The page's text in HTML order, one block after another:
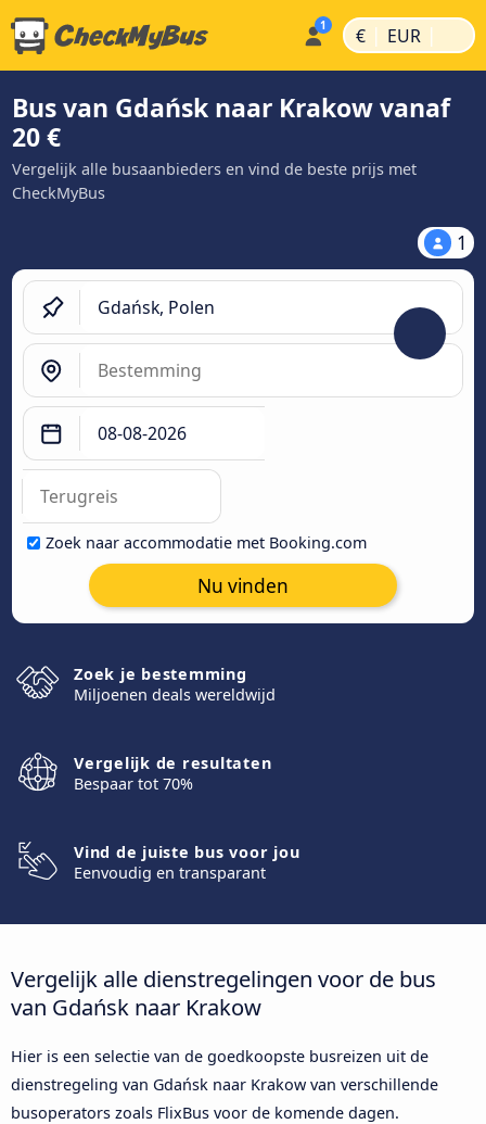
€ | EUR |
Bus van Gdańsk naar Krakow vanaf
20 €
Vergelijk alle busaanbieders en vind de beste prijs met
CheckMyBus
1
Zoek naar accommodatie met Booking.com
Nu vinden
Zoek je bestemming
Miljoenen deals wereldwijd
Vergelijk de resultaten
Bespaar tot 70%
Vind de juiste bus voor jou
Eenvoudig en transparant
Vergelijk alle dienstregelingen voor de bus
van Gdańsk naar Krakow
Hier is een selectie van de goedkoopste busreizen uit de
dienstregeling van Gdańsk naar Krakow van verschillende
busoperators zoals FlixBus voor de komende dagen.